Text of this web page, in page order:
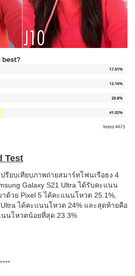
Test
รียบเทียบภาพถ่ายสมาร์ทโฟนเรือธง 4
Galaxy S21 Ultra ได้รับคะแนน
ด้วย Pixel 5 ได้คะแนนโหวต 25.1%,
Ultra ได้คะแนนโหวต 24% และสุดท้ายคือ
นนโหวตน้อยที่สุด 23.3%